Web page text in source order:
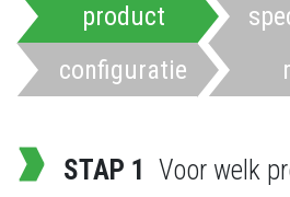
product
configuratie
STAP 1 Voor welk